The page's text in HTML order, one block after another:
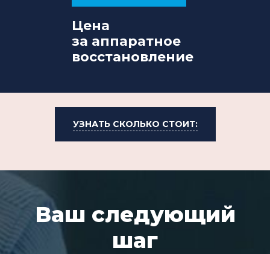
Цена
за аппаратное
восстановление
УЗНАТЬ СКОЛЬКО СТОИТ:
Ваш следующий
шаг